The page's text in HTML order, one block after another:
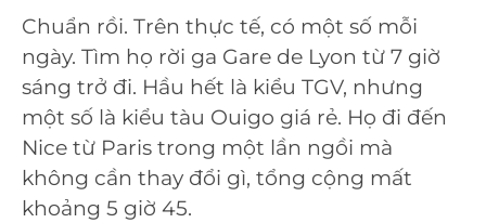
Chuẩn rồi. Trên thực tế, có một số mỗi
ngày. Tìm họ rời ga Gare de Lyon từ 7 giờ
sáng trở đi. Hầu hết là kiểu TGV, nhưng
một số là kiểu tàu Ouigo giá rẻ. Họ đi đến
Nice từ Paris trong một lần ngồi mà
không cần thay đổi gì, tổng cộng mất
khoảng 5 giờ 45.